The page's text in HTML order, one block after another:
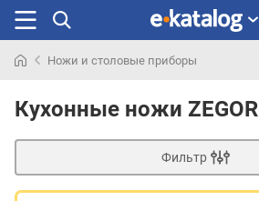
раньше
Ножи и столовые приборы
Кухонные ножи ZEGOR
Фильтр